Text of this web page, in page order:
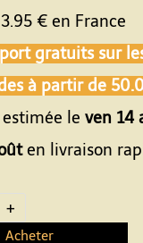
3.95 € en France
gratuits sur
à partir de
le ven 14
en livraison
+
Acheter